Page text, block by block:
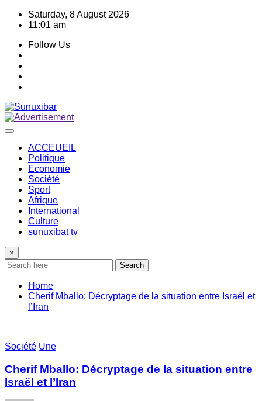
Skip
Saturday, 8 August 2026
11:01 am
Follow Us
ACCEUEIL
Politique
Economie
Société
Sport
Afrique
International
Culture
sunuxibat tv
×
Search
Home
Cherif Mballo: Décryptage de la situation entre Israël et
l’Iran
Société Une
Cherif Mballo: Décryptage de la situation entre
Israël et l’Iran